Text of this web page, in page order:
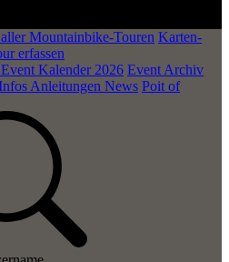
Mountainbike-Touren Karten-
erfassen
Kalender 2026 Event Archiv
Anleitungen News Poit of